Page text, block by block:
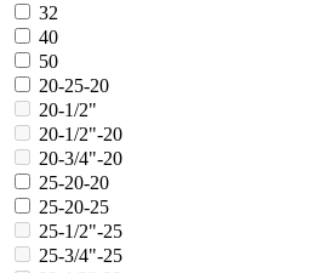
32
40
50
20-25-20
20-1/2"
20-1/2"-20
20-3/4"-20
25-20-20
25-20-25
25-1/2"-25
25-3/4"-25